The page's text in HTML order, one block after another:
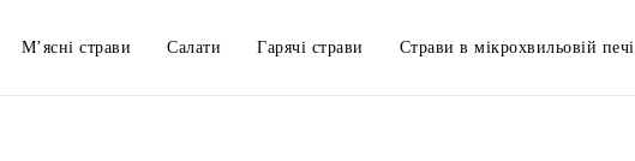
М’ясні страви Салати Гарячі страви Страви в мікрохвильовій печі